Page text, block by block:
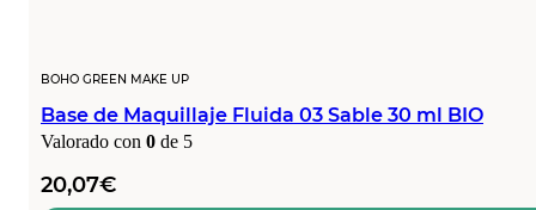
BOHO GREEN MAKE UP
Base de Maquillaje Fluida 03 Sable 30 ml BIO
Valorado con 0 de 5
20,07€